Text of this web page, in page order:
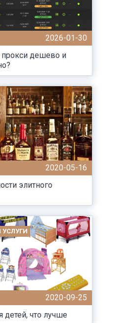
2026-01-30
прокси дешево и
2020-05-16
элитного
2020-09-25
детей, что лучше